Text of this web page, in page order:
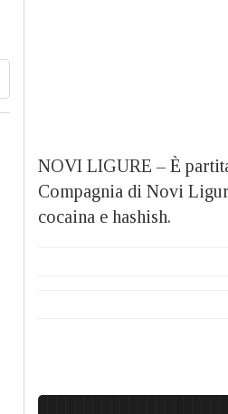
NOVI LIGURE – È
Compagnia di Novi
cocaina e hashish.